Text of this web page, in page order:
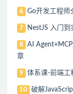
6 Go开发工程师
7 NestJS 入门
8
AI
章
9 体系课-前端工
10
破解